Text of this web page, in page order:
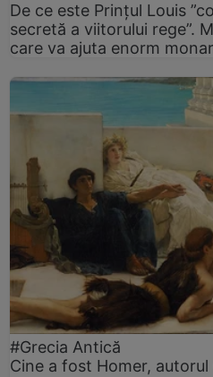
De ce este Prințul Louis
secretă a viitorului rege”.
care va ajuta enorm
#Grecia Antică
Cine a fost Homer, autorul